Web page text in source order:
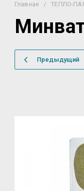
Главная / ТЕПЛО-
Предыдущий